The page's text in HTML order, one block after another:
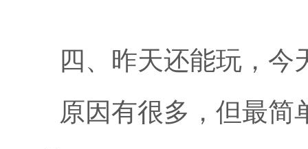
四、昨天还能玩，今
原因有很多，但最